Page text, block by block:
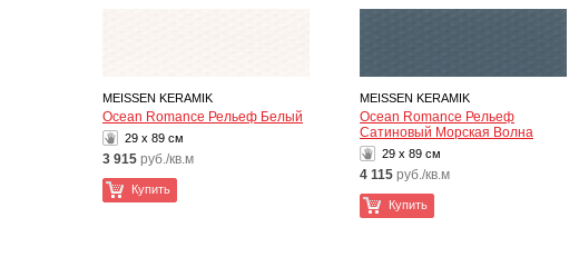
MEISSEN KERAMIK
Ocean Romance Рельеф Белый
29 x 89 см
3 915 руб./кв.м
Купить
MEISSEN KERAMIK
Ocean Romance Рельеф
Сатиновый Морская Волна
29 x 89 см
4 115 руб./кв.м
Купить